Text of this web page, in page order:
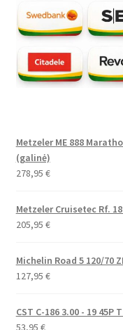
Metzeler ME 888
(galinė)
278,95 €
Metzeler Cruisetec Rf.
205,95 €
Michelin Road 5 120/70
127,95 €
CST C-186 3.00 - 19 45P
53,95 €